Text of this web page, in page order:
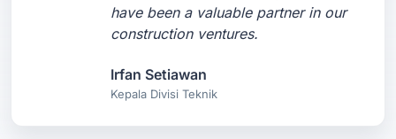
have been a valuable partner in our
construction ventures.
Irfan Setiawan
Kepala Divisi Teknik